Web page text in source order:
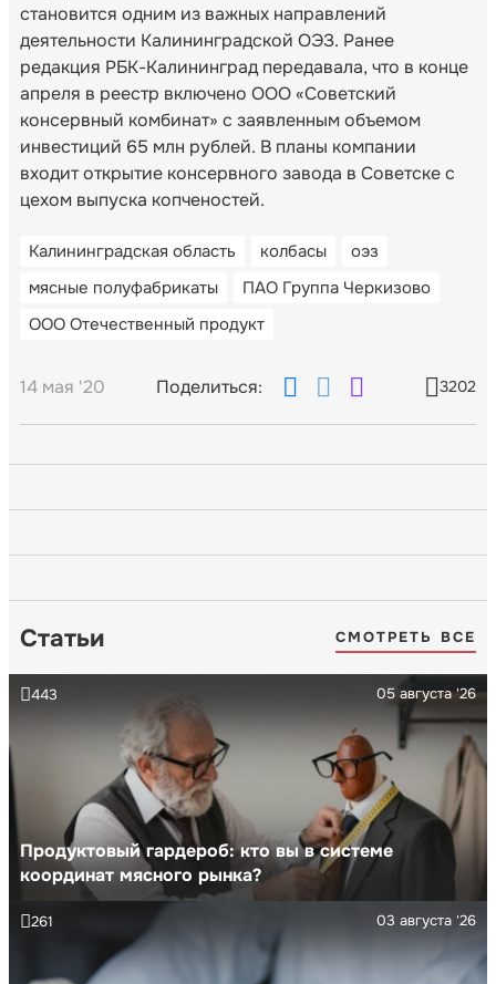
становится одним из важных направлений
деятельности Калининградской ОЭЗ. Ранее
редакция РБК-Калининград передавала, что в конце
апреля в реестр включено ООО «Советский
консервный комбинат» с заявленным объемом
инвестиций 65 млн рублей. В планы компании
входит открытие консервного завода в Советске с
цехом выпуска копченостей.
Калининградская область колбасы
оэз
мясные полуфабрикаты
ПАО Группа Черкизово
ООО Отечественный продукт
14 мая '20 Поделиться: 3202
Статьи СМОТРЕТЬ ВСЕ
Продуктовый гардероб: кто вы в системе
координат мясного рынка?
05 августа '26
443
03 августа '26
261